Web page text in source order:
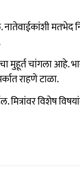
मतभेद
चांगला आहे.
राहणे टाळा.
मित्रांवर विशेष